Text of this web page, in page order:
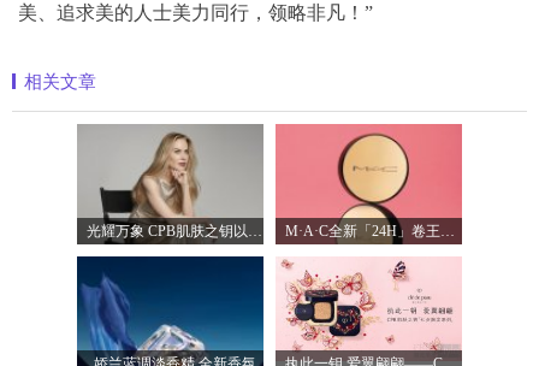
美、追求美的人士美力同行，领略非凡！”
相关文章